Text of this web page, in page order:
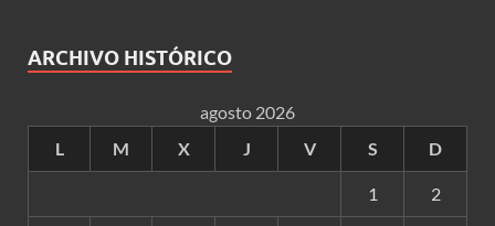
ARCHIVO HISTÓRICO
agosto 2026
L
M X J V S D
1 2